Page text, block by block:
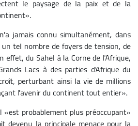
le paysage de la paix et de la
jamais connu simultanément, dans
tel nombre de foyers de tension, de
effet, du Sahel à la Corne de l'Afrique,
Lacs à des parties d'Afrique du
perturbant ainsi la vie de millions
l'avenir du continent tout entier».
probablement plus préoccupant»